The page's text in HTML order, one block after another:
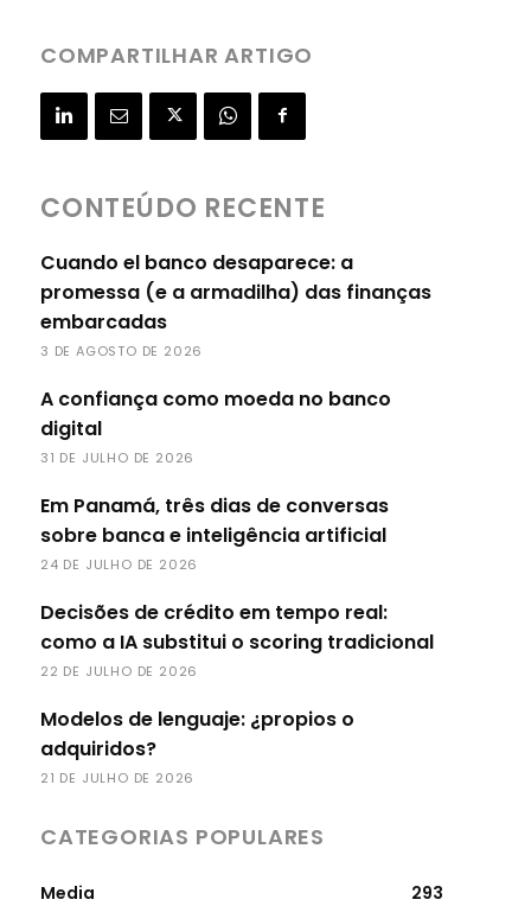
COMPARTILHAR ARTIGO
CONTEÚDO RECENTE
Cuando el banco desaparece: a
promessa (e a armadilha) das finanças
embarcadas
3 DE AGOSTO DE 2026
A confiança como moeda no banco
digital
31 DE JULHO DE 2026
Em Panamá, três dias de conversas
sobre banca e inteligência artificial
24 DE JULHO DE 2026
Decisões de crédito em tempo real:
como a IA substitui o scoring tradicional
22 DE JULHO DE 2026
Modelos de lenguaje: ¿propios o
adquiridos?
21 DE JULHO DE 2026
CATEGORIAS POPULARES
Media
293